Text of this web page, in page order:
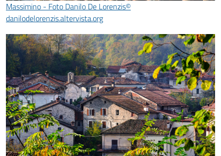
Massimino - Foto Danilo De Lorenzis©
danilodelorenzis.altervista.org